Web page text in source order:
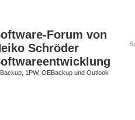
Forum von
Schröder
1PW, OEBackup und Outlook